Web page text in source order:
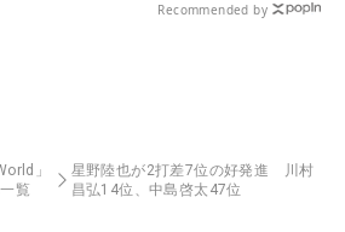
Recommended by
」
覧
星野陸也が2打差7位の好発進 川村
昌弘14位、中島啓太47位